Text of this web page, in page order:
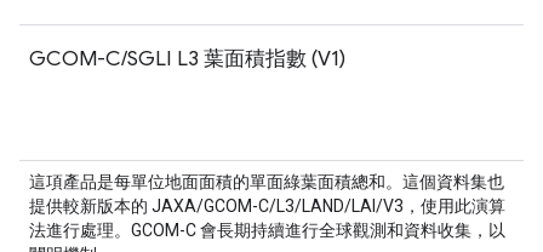
GCOM-C/SGLI L3 葉面積指數 (V1)
這項產品是每單位地面面積的單面綠葉面積總和。這個資料集也
提供較新版本的 JAXA/GCOM-C/L3/LAND/LAI/V3，使用此演算
法進行處理。GCOM-C 會長期持續進行全球觀測和資料收集，以